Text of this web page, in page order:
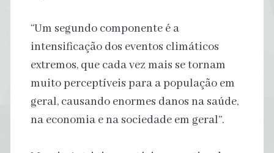
“Um segundo componente é a
intensificação dos eventos climáticos
extremos, que cada vez mais se tornam
muito perceptíveis para a população em
geral, causando enormes danos na saúde,
na economia e na sociedade em geral”.